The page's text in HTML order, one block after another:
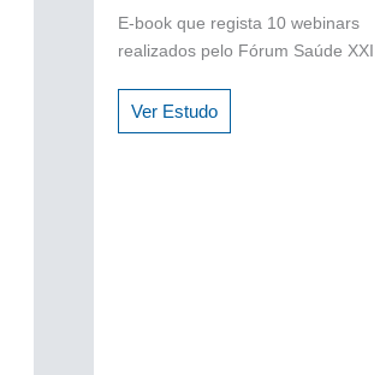
E-book que regista 10 webinars
realizados pelo Fórum Saúde XXI.
Ver Estudo